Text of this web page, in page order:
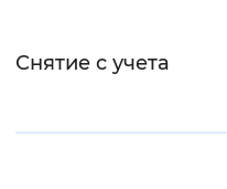
Снятие с учета